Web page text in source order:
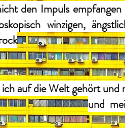
den Impuls
winzigen,
auf die Welt gehört und
und